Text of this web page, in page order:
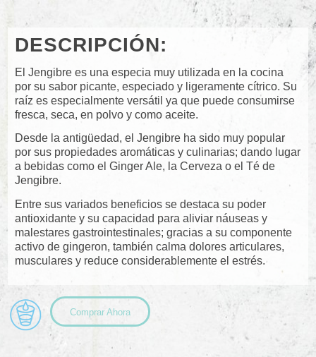
DESCRIPCIÓN:
El Jengibre es una especia muy utilizada en la cocina
por su sabor picante, especiado y ligeramente cítrico. Su
raíz es especialmente versátil ya que puede consumirse
fresca, seca, en polvo y como aceite.
Desde la antigüedad, el Jengibre ha sido muy popular
por sus propiedades aromáticas y culinarias; dando lugar
a bebidas como el Ginger Ale, la Cerveza o el Té de
Jengibre.
Entre sus variados beneficios se destaca su poder
antioxidante y su capacidad para aliviar náuseas y
malestares gastrointestinales; gracias a su componente
activo de gingeron, también calma dolores articulares,
musculares y reduce considerablemente el estrés.
Comprar Ahora